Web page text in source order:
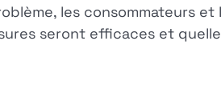
les consommateurs
seront efficaces et